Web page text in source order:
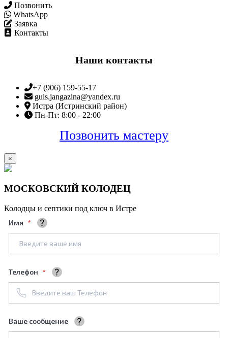
Позвонить
WhatsApp
Заявка
Контакты
Наши контакты
+7 (906) 159-55-17
guls.jangazina@yandex.ru
Истра (Истринский район)
Пн-Пт: 8:00 - 22:00
Позвонить мастеру
×
МОСКОВСКИЙ КОЛОДЕЦ
Колодцы и септики под ключ в Истре
Имя
Телефон
Ваше сообщение